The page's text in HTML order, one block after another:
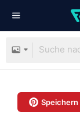
Speichern